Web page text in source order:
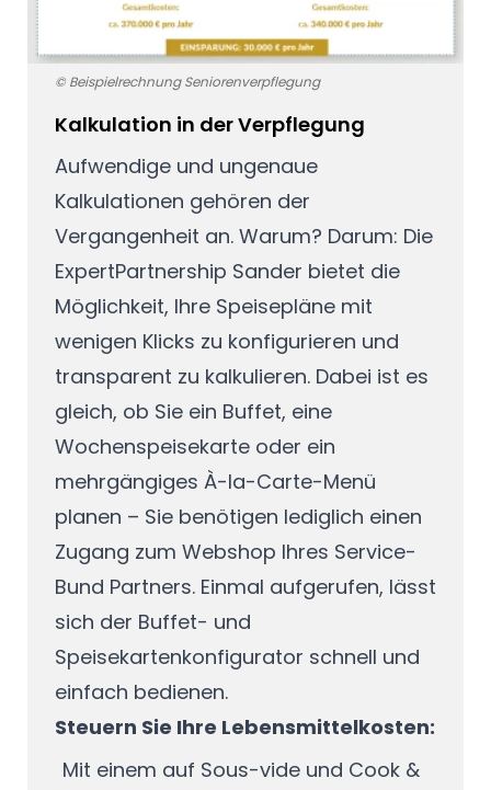
Kalkulation in der Verpflegung
Aufwendige und ungenaue
Kalkulationen gehören der
Vergangenheit an. Warum? Darum: Die
ExpertPartnership Sander bietet die
Möglichkeit, Ihre Speisepläne mit
wenigen Klicks zu konfigurieren und
transparent zu kalkulieren. Dabei ist es
gleich, ob Sie ein Buffet, eine
Wochenspeisekarte oder ein
mehrgängiges À-la-Carte-Menü
planen – Sie benötigen lediglich einen
Zugang zum Webshop Ihres Service-
Bund Partners. Einmal aufgerufen, lässt
sich der Buffet- und
Speisekartenkonfigurator schnell und
einfach bedienen.
Steuern Sie Ihre Lebensmittelkosten:
Mit einem auf Sous-vide und Cook &
© Beispielrechnung Seniorenverpflegung